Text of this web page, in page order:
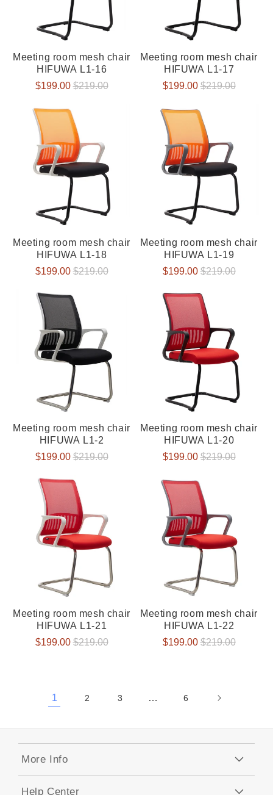
Meeting room mesh chair
HIFUWA L1-16
Verkaufspreis
$199.00 Normaler
$219.00
Meeting room mesh chair
HIFUWA L1-17
Verkaufspreis
$199.00 Normaler
$219.00
Meeting room mesh chair
HIFUWA L1-18
Verkaufspreis
$199.00 Normaler
$219.00
Meeting room mesh chair
HIFUWA L1-19
Verkaufspreis
$199.00 Normaler
$219.00
Meeting room mesh chair
HIFUWA L1-2
Verkaufspreis
$199.00 Normaler
$219.00
Meeting room mesh chair
HIFUWA L1-20
Verkaufspreis
$199.00 Normaler
$219.00
Meeting room mesh chair
HIFUWA L1-21
Verkaufspreis
$199.00 Normaler
$219.00
Meeting room mesh chair
HIFUWA L1-22
Verkaufspreis
$199.00 Normaler
$219.00
1 2 3 … 6
More Info
Help Center